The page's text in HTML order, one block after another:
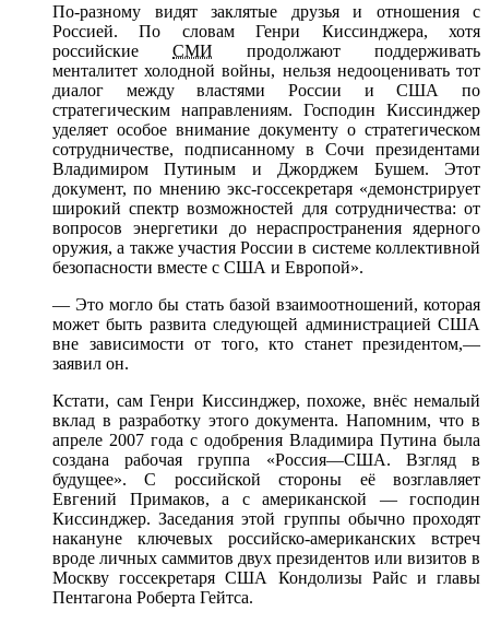
По-разному видят заклятые друзья и отношения
с
Россией.
По словамГенри Киссинджера, хотя
российские СМИ продолжают поддерживать
менталитет холодной войны, нельзя недооценивать тот
диалог между властями России и США
по
стратегическим направлениям. Господин Киссинджер
уделяет особое внимание документу о стратегическом
сотрудничестве, подписанному в Сочи президентами
Владимиром Путиным и Джорджем Бушем. Этот
документ,по мнениюэкс-госсекретаря «демонстрирует
широкий спектр возможностей для сотрудничества: от
вопросов энергетики до нераспространения ядерного
оружия,а такжеучастия Россиив системеколлективной
безопасности вместе с США и Европой».
— Это могло бы стать базой взаимоотношений, которая
может быть развита следующей администрацией США
вне зависимости от того, кто станет президентом,—
заявил он.
Кстати, сам Генри Киссинджер, похоже, внёс немалый
вклад в разработкуэтого документа. Напомним,что в
апреле 2007 года с одобрения Владимира Путина была
создана рабочая группа «Россия—США. Взгляд в
будущее».
С российской стороны её возглавляет
Евгений Примаков, а с американской —господин
Киссинджер. Заседания этой группы обычно проходят
накануне ключевых российско-американских встреч
вроде личных саммитов двух президентов или визитов в
Москву госсекретаря США Кондолизы Райс и главы
Пентагона Роберта Гейтса.